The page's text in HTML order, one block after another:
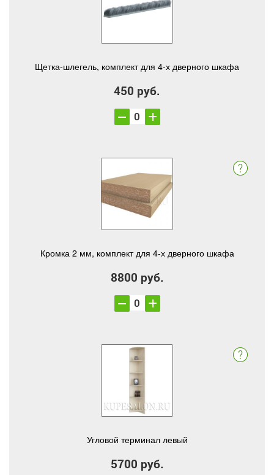
Щетка-шлегель, комплект для 4-х дверного шкафа
450 руб.
Кромка 2 мм, комплект для 4-х дверного шкафа
8800 руб.
Угловой терминал левый
5700 руб.